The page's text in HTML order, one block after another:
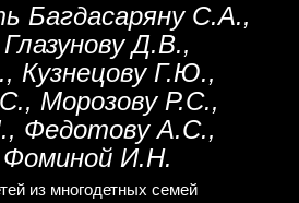
Багдасаряну С.А.,
Д.В.,
Кузнецову Г.Ю.,
Морозову Р.С.,
Федотову А.С.,
И.Н.
из многодетных семей